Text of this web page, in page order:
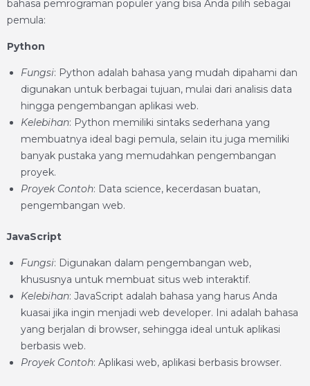
bahasa pemrograman populer yang bisa Anda pilih sebagai
pemula:
Python
Fungsi: Python adalah bahasa yang mudah dipahami dan
digunakan untuk berbagai tujuan, mulai dari analisis data
hingga pengembangan aplikasi web.
Kelebihan: Python memiliki sintaks sederhana yang
membuatnya ideal bagi pemula, selain itu juga memiliki
banyak pustaka yang memudahkan pengembangan
proyek.
Proyek Contoh: Data science, kecerdasan buatan,
pengembangan web.
JavaScript
Fungsi: Digunakan dalam pengembangan web,
khususnya untuk membuat situs web interaktif.
Kelebihan: JavaScript adalah bahasa yang harus Anda
kuasai jika ingin menjadi web developer. Ini adalah bahasa
yang berjalan di browser, sehingga ideal untuk aplikasi
berbasis web.
Proyek Contoh: Aplikasi web, aplikasi berbasis browser.